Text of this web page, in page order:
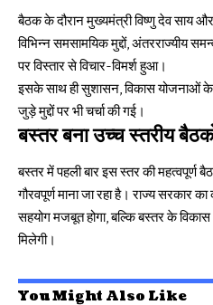
बैठक के दौरान मुख्यमंत्री विष्णु देव साय
विभिन्न समसामयिक मुद्दों, अंतरराज्यीय
पर विस्तार से विचार-विमर्श हुआ।
इसके साथ ही सुशासन, विकास योजनाओं
जुड़े मुद्दों पर भी चर्चा की गई।
बस्तर बना उच्च स्तरीय
बस्तर में पहली बार इस स्तर की महत्वपूर्ण
गौरवपूर्ण माना जा रहा है। राज्य सरकार
सहयोग मजबूत होगा, बल्कि बस्तर के
मिलेगी।
You Might Also Like